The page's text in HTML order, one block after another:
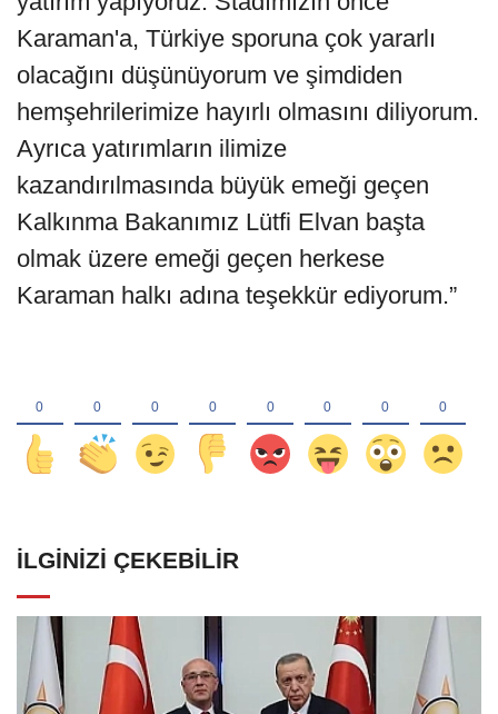
Karaman'a, Türkiye sporuna çok yararlı
olacağını düşünüyorum ve şimdiden
hemşehrilerimize hayırlı olmasını diliyorum.
Ayrıca yatırımların ilimize
kazandırılmasında büyük emeği geçen
Kalkınma Bakanımız Lütfi Elvan başta
olmak üzere emeği geçen herkese
Karaman halkı adına teşekkür ediyorum.”
İLGINIZI ÇEKEBILIR